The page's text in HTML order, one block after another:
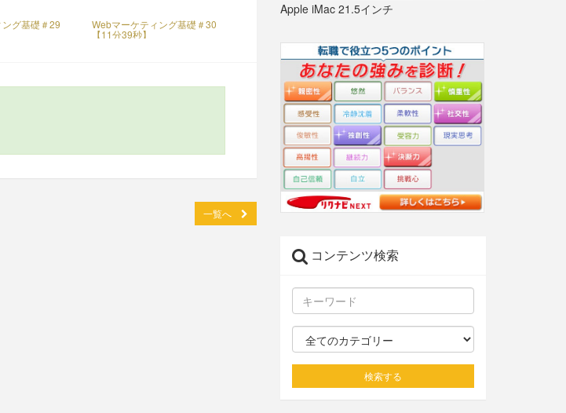
グ基礎＃29 Webマーケティング基礎＃30
【11分39秒】
一覧へ
Apple iMac 21.5インチ
コンテンツ検索
検索する